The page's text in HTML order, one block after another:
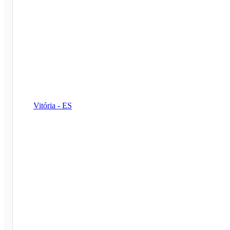
Vitória - ES